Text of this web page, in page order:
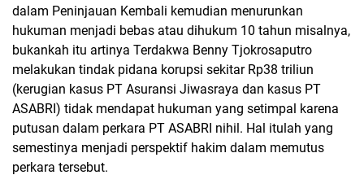
dalam Peninjauan Kembali kemudian menurunkan
hukuman menjadi bebas atau dihukum 10 tahun misalnya,
bukankah itu artinya Terdakwa Benny Tjokrosaputro
melakukan tindak pidana korupsi sekitar Rp38 triliun
(kerugian kasus PT Asuransi Jiwasraya dan kasus PT
ASABRI) tidak mendapat hukuman yang setimpal karena
putusan dalam perkara PT ASABRI nihil. Hal itulah yang
semestinya menjadi perspektif hakim dalam memutus
perkara tersebut.